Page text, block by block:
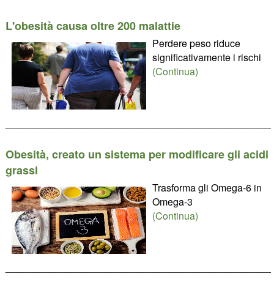
L'obesità causa oltre 200 malattie
Perdere peso riduce
significativamente i rischi
(Continua)
Obesità, creato un sistema per modificare gli acidi
grassi
Trasforma gli Omega-6 in
Omega-3
(Continua)